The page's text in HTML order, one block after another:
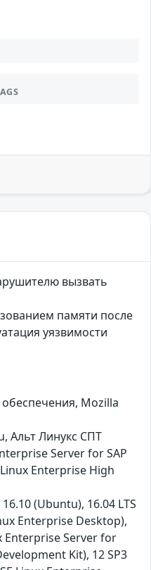
вызвать
памяти после
уязвимости
Mozilla
Альт Линукс СПТ
Server for SAP
Enterprise High
(Ubuntu), 16.04 LTS
Enterprise Desktop),
Enterprise Server for
Kit), 12 SP3